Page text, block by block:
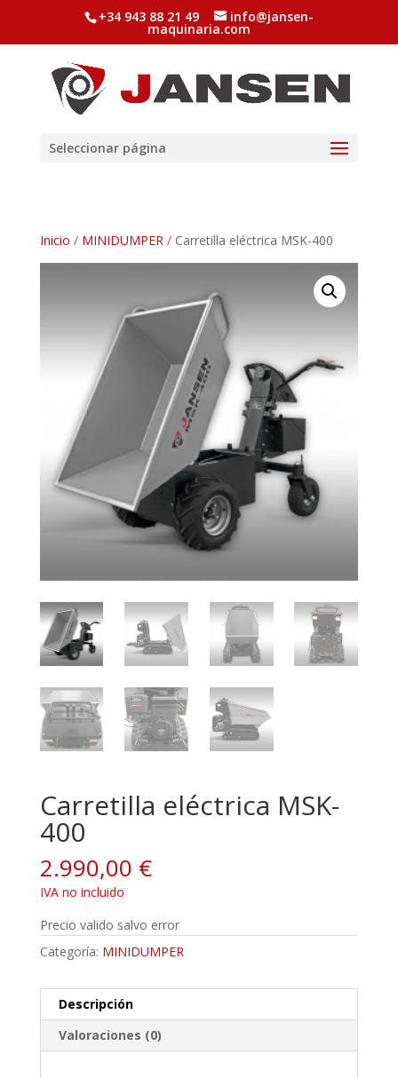
+34 943 88 21 49 info@jansen-
maquinaria.com
Seleccionar página
Inicio / MINIDUMPER/ Carretilla eléctrica MSK-400
Carretilla eléctrica MSK-
400
2.990,00 €
IVA no incluido
Precio valido salvo error
Categoría: MINIDUMPER
Descripción
Valoraciones (0)